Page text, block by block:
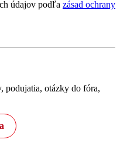
údajov podľa zásad ochrany
podujatia, otázky do fóra,